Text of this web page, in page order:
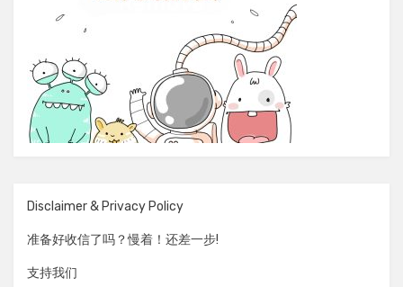
Disclaimer & Privacy Policy
准备好收信了吗？慢着！还差一步!
支持我们